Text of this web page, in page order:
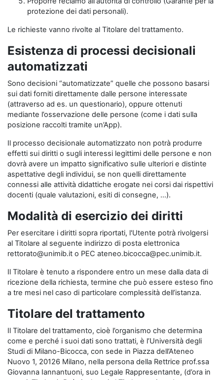
protezione dei dati personali).
Le richieste vanno rivolte al Titolare del trattamento.
Esistenza di processi decisionali
automatizzati
Sono decisioni “automatizzate” quelle che possono basarsi
sui dati forniti direttamente dalle persone interessate
(attraverso ad es. un questionario), oppure ottenuti
mediante l’osservazione delle persone (come i dati sulla
posizione raccolti tramite un’App).
Il processo decisionale automatizzato non potrà produrre
effetti sui diritti o sugli interessi legittimi delle persone e non
dovrà avere un impatto significativo sulle ulteriori e distinte
aspettative degli individui, se non quelli direttamente
connessi alle attività didattiche erogate nei corsi dai rispettivi
docenti (quale valutazioni, esiti di consegne, …).
Modalità di esercizio dei diritti
Per esercitare i diritti sopra riportati, l'Utente potrà rivolgersi
al Titolare al seguente indirizzo di posta elettronica
rettorato@unimib.it o PEC ateneo.bicocca@pec.unimib.it.
Il Titolare è tenuto a rispondere entro un mese dalla data di
ricezione della richiesta, termine che può essere esteso fino
a tre mesi nel caso di particolare complessità dell’istanza.
Titolare del trattamento
Il Titolare del trattamento, cioè l’organismo che determina
come e perché i suoi dati sono trattati, è l’Università degli
Studi di Milano-Bicocca, con sede in Piazza dell’Ateneo
Nuovo 1, 20126 Milano, nella persona della Rettrice prof.ssa
Giovanna Iannantuoni, suo Legale Rappresentante, (d’ora in